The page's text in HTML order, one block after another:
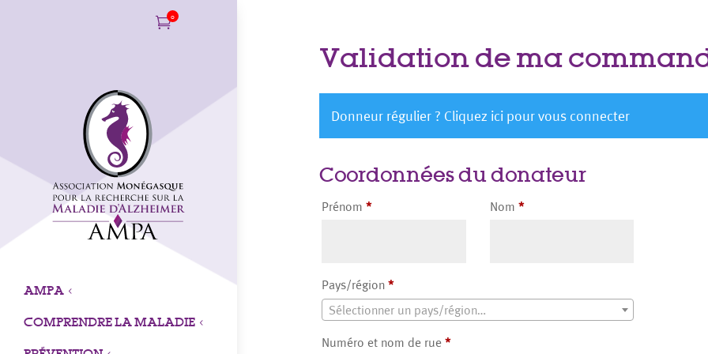
0
AMPA 3
COMPRENDRE LA MALADIE 3
Validation de ma
Donneur régulier ? Cliquez ici pour vous connecter
Coordonnées du donateur
Prénom* Nom *
Pays/région*
Sélectionner un pays/région…
Numéro et nom de rue*